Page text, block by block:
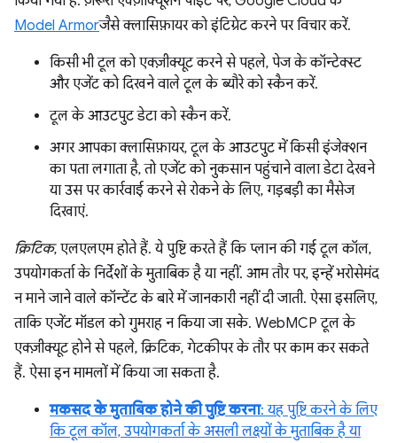
Model Armorजैसे क्लासिफ़ायर को इंटिग्रेट करने पर विचार करें.
किसी भी टूल को एक्ज़ीक्यूट करने से पहले, पेज के कॉन्टेक्स्ट
और एजेंट को दिखने वाले टूल के ब्यौरे को स्कैन करें.
टूल के आउटपुट डेटा को स्कैन करें.
अगर आपका क्लासिफ़ायर, टूल के आउटपुट में किसी इंजेक्शन
का पता लगाता है, तो एजेंट को नुकसान पहुंचाने वाला डेटा देखने
या उस पर कार्रवाई करने से रोकने के लिए, गड़बड़ी का मैसेज
दिखाएं.
क्रिटिक, एलएलएम होते हैं. ये पुष्टि करते हैं कि प्लान की गई टूल कॉल,
उपयोगकर्ता के निर्देशों के मुताबिक है या नहीं. आम तौर पर, इन्हें भरोसेमंद
न माने जाने वाले कॉन्टेंट के बारे में जानकारी नहीं दी जाती. ऐसा इसलिए,
ताकि एजेंट मॉडल को गुमराह न किया जा सके. WebMCP टूल के
एक्ज़ीक्यूट होने से पहले, क्रिटिक, गेटकीपर के तौर पर काम कर सकते
हैं. ऐसा इन मामलों में किया जा सकता है.
मकसद के मुताबिक होने की पुष्टि करना: यह पुष्टि करने के लिए
कि टूल कॉल, उपयोगकर्ता के असली लक्ष्यों के मुताबिक है या